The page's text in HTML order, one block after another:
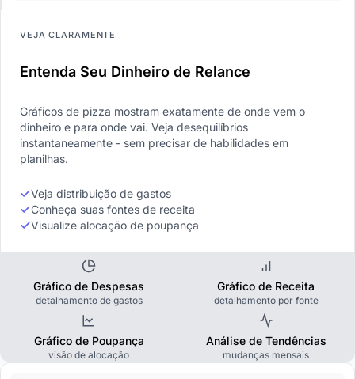
VEJA CLARAMENTE
Entenda Seu Dinheiro de Relance
Gráficos de pizza mostram exatamente de onde vem o
dinheiro e para onde vai. Veja desequilíbrios
instantaneamente - sem precisar de habilidades em
planilhas.
Veja distribuição de gastos
Conheça suas fontes de receita
Visualize alocação de poupança
Gráfico de Despesas
detalhamento de gastos
Gráfico de Receita
detalhamento por fonte
Gráfico de Poupança
visão de alocação
Análise de Tendências
mudanças mensais